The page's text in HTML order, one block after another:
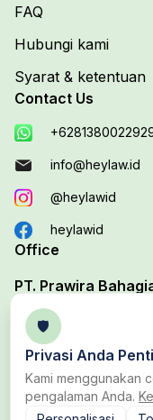
FAQ
Hubungi kami
Syarat & ketentuan
Contact Us
info@heylaw.id
@heylawid
heylawid
Office
PT. Prawira
Your Trusted
Office 1 :
Harapan Baru,
🛡️
Privasi Anda
Kami menggunakan
pengalaman Anda.